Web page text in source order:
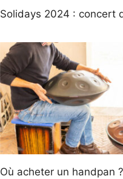
Solidays 2024 : concert
Où acheter un handpan ?